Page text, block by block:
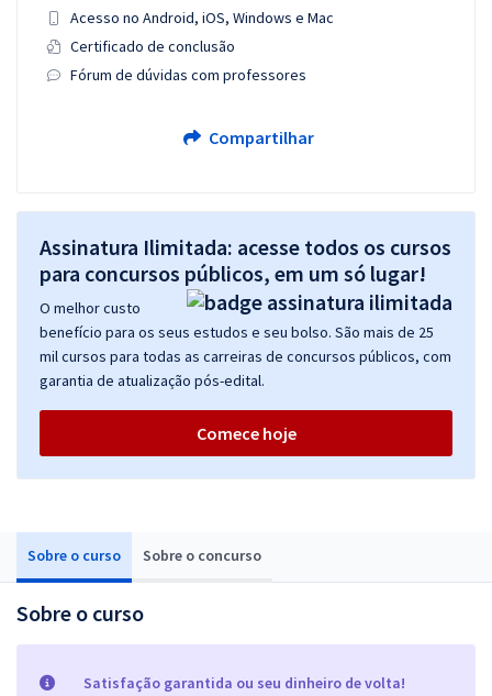
Sobre o curso Sobre o concurso
Sobre o curso
Satisfação garantida ou seu dinheiro de volta!
Acesso no Android, iOS, Windows e Mac
Certificado de conclusão
Fórum de dúvidas com professores
Compartilhar
Assinatura Ilimitada: acesse todos os cursos
para concursos públicos, em um só lugar!
O melhor custo
benefício para os seus estudos e seu bolso. São mais de 25
mil cursos para todas as carreiras de concursos públicos, com
garantia de atualização pós-edital.
Comece hoje